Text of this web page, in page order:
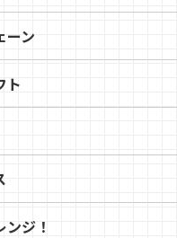
ーン
ト
ジ！